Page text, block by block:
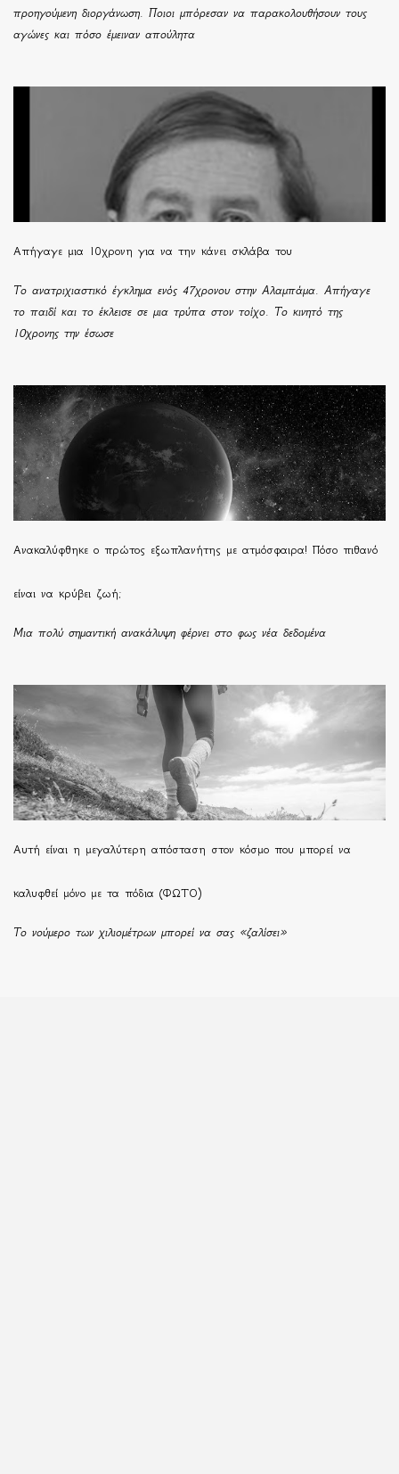
προηγούμενη διοργάνωση. Ποιοι μπόρεσαν να παρακολουθήσουν τους
αγώνες και πόσο έμειναν απούλητα
Απήγαγε μια 10χρονη για να την κάνει σκλάβα του
Το ανατριχιαστικό έγκλημα ενός 47χρονου στην Αλαμπάμα. Απήγαγε
το παιδί και το έκλεισε σε μια τρύπα στον τοίχο. Το κινητό της
10χρονης την έσωσε
Ανακαλύφθηκε ο πρώτος εξωπλανήτης με ατμόσφαιρα! Πόσο πιθανό
είναι να κρύβει ζωή;
Μια πολύ σημαντική ανακάλυψη φέρνει στο φως νέα δεδομένα
Αυτή είναι η μεγαλύτερη απόσταση στον κόσμο που μπορεί να
καλυφθεί μόνο με τα πόδια (ΦΩΤΟ)
Το νούμερο των χιλιομέτρων μπορεί να σας «ζαλίσει»